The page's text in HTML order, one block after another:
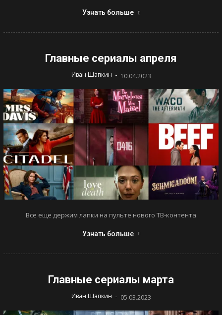
Узнать больше
Главные сериалы апреля
Иван Шапкин - 10.04.2023
Все еще держим лапки на пульте нового ТВ-контента
Узнать больше
Главные сериалы марта
Иван Шапкин - 05.03.2023